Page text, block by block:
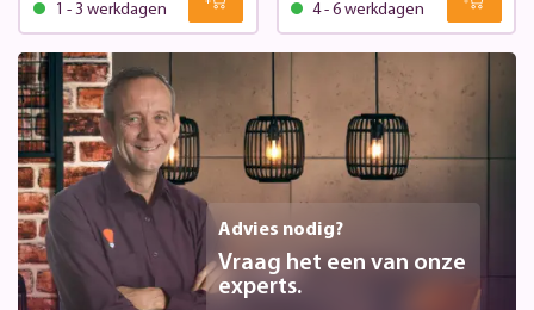
1 - 3 werkdagen 4 - 6 werkdagen
Advies nodig?
Vraag het een van onze
experts.